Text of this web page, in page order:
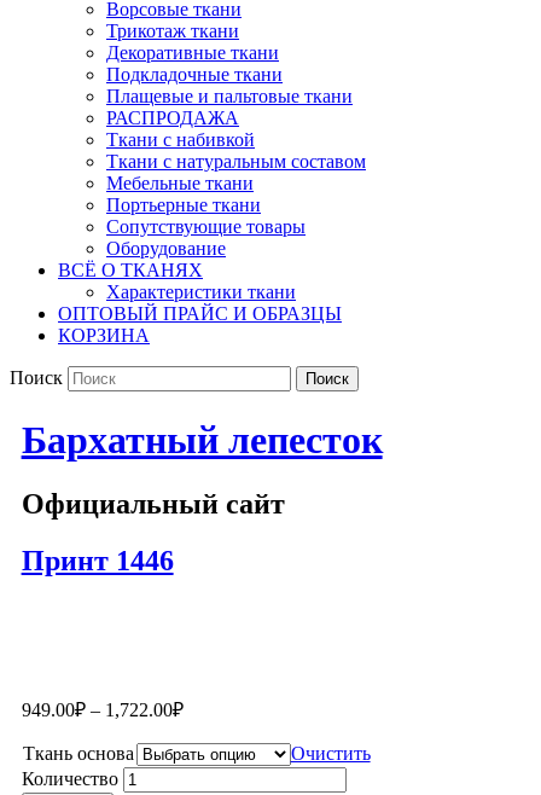
Ворсовые ткани
Трикотаж ткани
Декоративные ткани
Подкладочные ткани
Плащевые и пальтовые ткани
РАСПРОДАЖА
Ткани с набивкой
Ткани с натуральным составом
Мебельные ткани
Портьерные ткани
Сопутствующие товары
Оборудование
ВСЁ О ТКАНЯХ
Характеристики ткани
ОПТОВЫЙ ПРАЙС И ОБРАЗЦЫ
КОРЗИНА
Поиск
Бархатный лепесток
Официальный сайт
Принт 1446
949.00₽– 1,722.00₽
Ткань основа
Очистить
Количество